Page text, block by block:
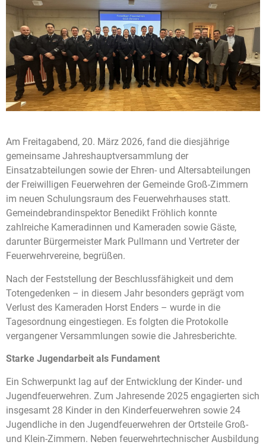
Am Freitagabend, 20. März 2026, fand die diesjährige
gemeinsame Jahreshauptversammlung der
Einsatzabteilungen sowie der Ehren- und Altersabteilungen
der Freiwilligen Feuerwehren der Gemeinde Groß-Zimmern
im neuen Schulungsraum des Feuerwehrhauses statt.
Gemeindebrandinspektor Benedikt Fröhlich konnte
zahlreiche Kameradinnen und Kameraden sowie Gäste,
darunter Bürgermeister Mark Pullmann und Vertreter der
Feuerwehrvereine, begrüßen.
Nach der Feststellung der Beschlussfähigkeit und dem
Totengedenken – in diesem Jahr besonders geprägt vom
Verlust des Kameraden Horst Enders – wurde in die
Tagesordnung eingestiegen. Es folgten die Protokolle
vergangener Versammlungen sowie die Jahresberichte.
Starke Jugendarbeit als Fundament
Ein Schwerpunkt lag auf der Entwicklung der Kinder- und
Jugendfeuerwehren. Zum Jahresende 2025 engagierten sich
insgesamt 28 Kinder in den Kinderfeuerwehren sowie 24
Jugendliche in den Jugendfeuerwehren der Ortsteile Groß-
und Klein-Zimmern. Neben feuerwehrtechnischer Ausbildung